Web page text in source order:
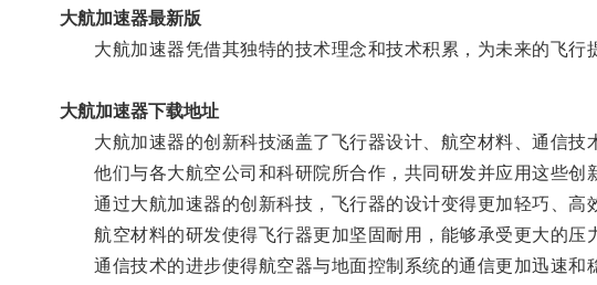
大航加速器最新版
大航加速器凭借其独特的技术理念和技术积累，为未来的飞行
大航加速器下载地址
大航加速器的创新科技涵盖了飞行器设计、航空材料、通信技
他们与各大航空公司和科研院所合作，共同研发并应用这些创
通过大航加速器的创新科技，飞行器的设计变得更加轻巧、高
航空材料的研发使得飞行器更加坚固耐用，能够承受更大的压
通信技术的进步使得航空器与地面控制系统的通信更加迅速和